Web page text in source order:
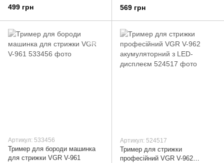
499 грн
VGR V-282 з дисплеєм і 6
насадками
569 грн
Артикул: 533456
Тример для бороди машинка
для стрижки VGR V-961
Артикул: 524517
Тример для стрижки
професійний VGR V-962